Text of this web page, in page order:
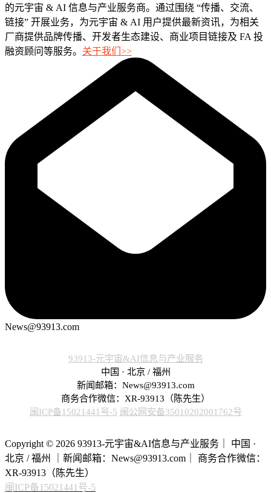
的元宇宙 & AI 信息与产业服务商。通过围绕 “传播、交流、
链接” 开展业务，为元宇宙 & AI 用户提供最新资讯，为相关
厂商提供品牌传播、开发者生态建设、商业项目链接及 FA 投
融资顾问等服务。 关于我们>>
News@93913.com
93913-元宇宙&AI信息与产业服务
中国 · 北京 / 福州
新闻邮箱：News@93913.com
商务合作微信：XR-93913（陈先生）
闽ICP备15021441号-5 闽公网安备35010202001762号
Copyright © 2026 93913-元宇宙&AI信息与产业服务｜ 中国 ·
北京 / 福州 ｜新闻邮箱：News@93913.com｜ 商务合作微信：
XR-93913（陈先生）
闽ICP备15021441号-5